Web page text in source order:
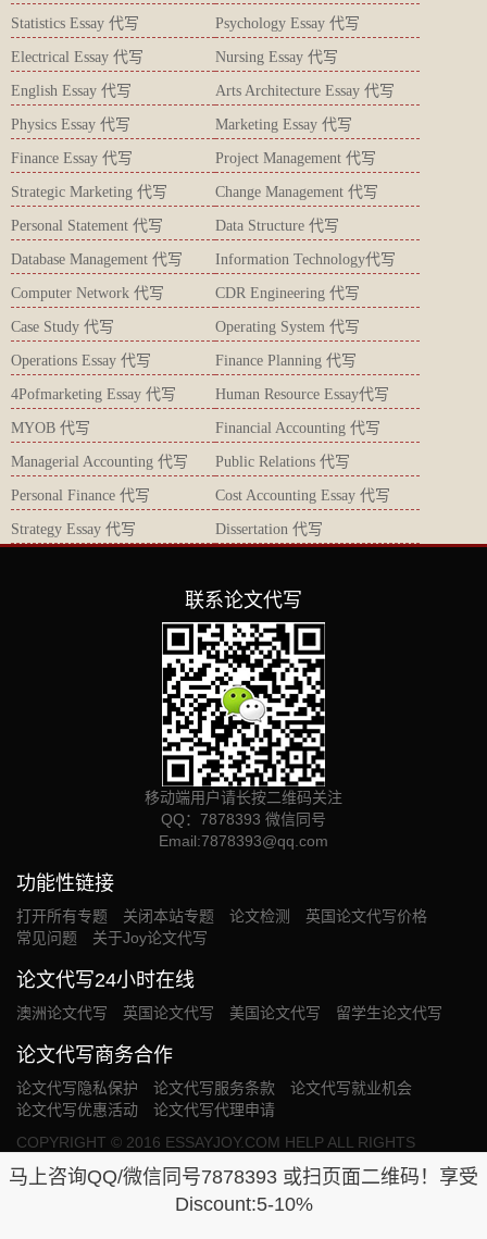
Statistics Essay 代写 Psychology Essay 代写
Electrical Essay 代写 Nursing Essay 代写
English Essay 代写 Arts Architecture Essay 代写
Physics Essay 代写 Marketing Essay 代写
Finance Essay 代写 Project Management 代写
Strategic Marketing 代写 Change Management 代写
Personal Statement 代写 Data Structure 代写
Database Management 代写 Information Technology代写
Computer Network 代写 CDR Engineering 代写
Case Study 代写 Operating System 代写
Operations Essay 代写 Finance Planning 代写
4Pofmarketing Essay 代写 Human Resource Essay代写
MYOB 代写 Financial Accounting 代写
Managerial Accounting 代写 Public Relations 代写
Personal Finance 代写 Cost Accounting Essay 代写
Strategy Essay 代写 Dissertation 代写
联系论文代写
移动端用户请长按二维码关注
QQ：7878393 微信同号
Email:7878393@qq.com
功能性链接
打开所有专题 关闭本站专题 论文检测
英国论文代写价格
常见问题
关于Joy论文代写
论文代写24小时在线
澳洲论文代写 英国论文代写 美国论文代写 留学生论文代写
论文代写商务合作
论文代写隐私保护 论文代写服务条款
论文代写就业机会
论文代写优惠活动
论文代写代理申请
COPYRIGHT © 2016 ESSAYJOY.COM HELP ALL RIGHTS
RESERVED. OUR SERVICE PROVIDED WILL BE USED SOLELY
FOR THE PURPOSE OF RESEARCH.网站统计
马上咨询QQ/微信同号7878393 或扫页面二维码！享受
Discount:5-10%